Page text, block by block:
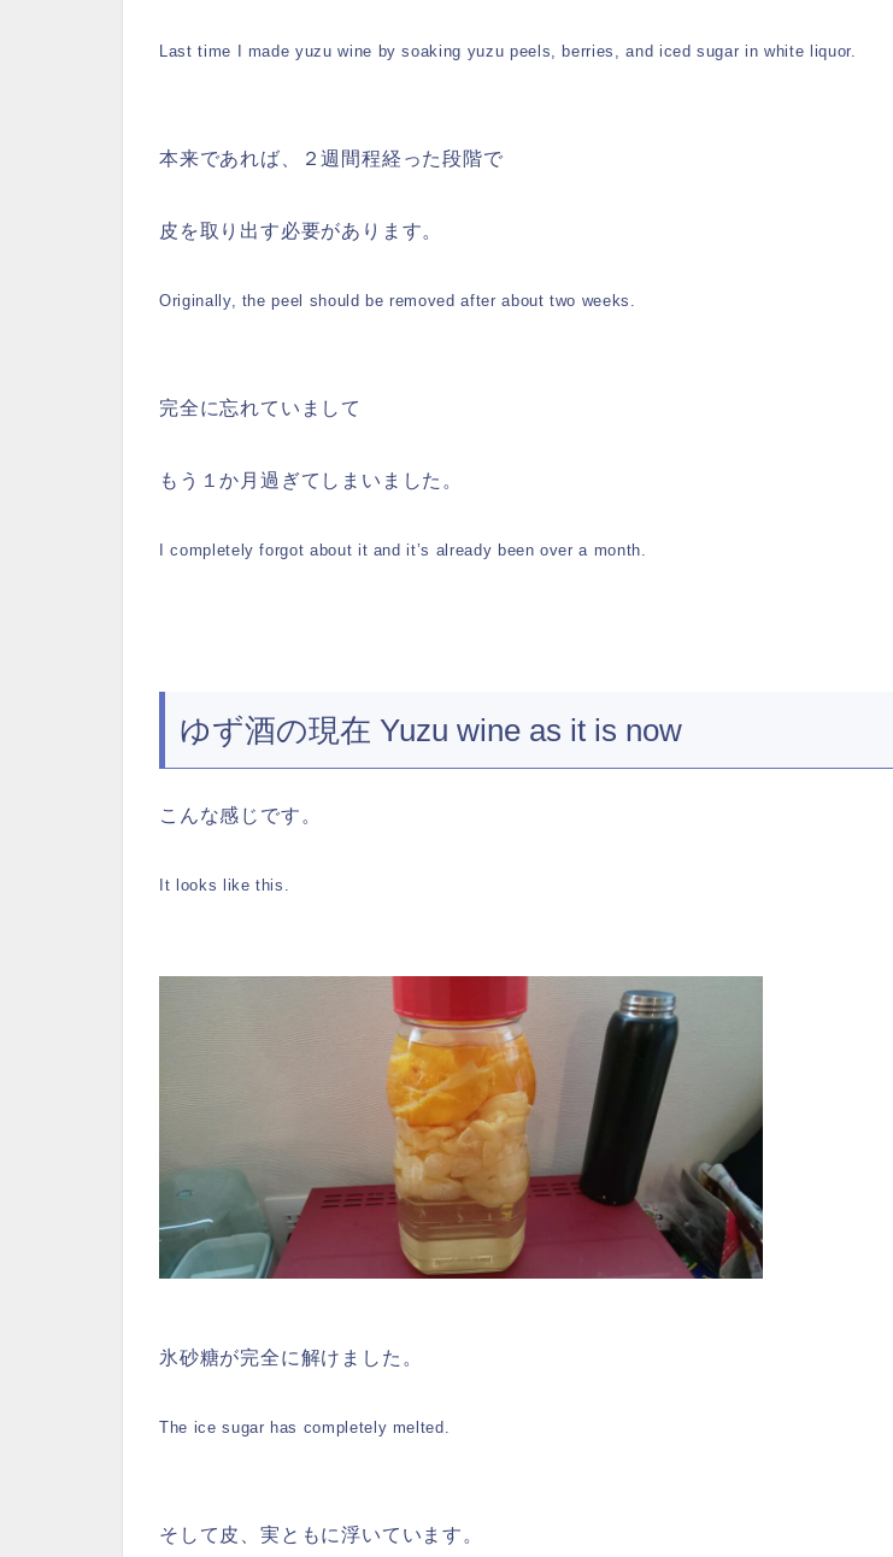
Last time I made yuzu wine by soaking yuzu peels, berries, and iced sugar in white liquor.
本来であれば、２週間程経った段階で
皮を取り出す必要があります。
Originally, the peel should be removed after about two weeks.
完全に忘れていまして
もう１か月過ぎてしまいました。
I completely forgot about it and it’s already been over a month.
ゆず酒の現在 Yuzu wine as it is now
こんな感じです。
It looks like this.
氷砂糖が完全に解けました。
The ice sugar has completely melted.
そして皮、実ともに浮いています。